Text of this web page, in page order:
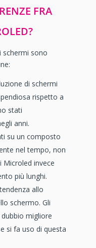
FRA
schermi sono
di schermi
rispetto a
stati
anni.
su un composto
nel tempo, non
Microled invece
più lunghi.
allo
schermo. Gli
migliore
si fa uso di questa